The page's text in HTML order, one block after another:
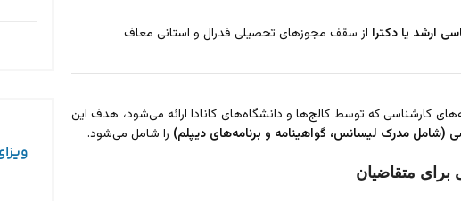
ارشد یا دکترا از سقف مجوزهای تحصیلی فدرال و استانی معاف
کارشناسی که توسط کالج‌ها و دانشگاه‌های کانادا ارائه می‌شود، هدف این
(شامل مدرک لیسانس، گواهینامه و برنامه‌های دیپلم) را شامل می‌شود.
متقاضیان